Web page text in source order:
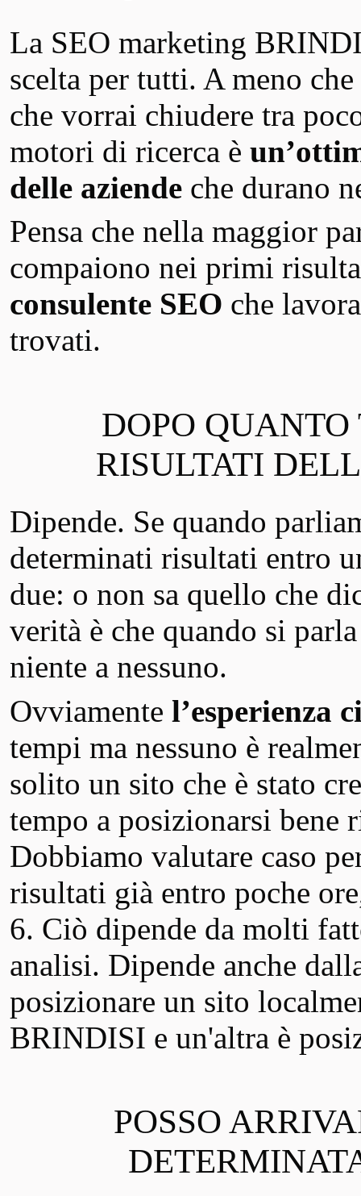
La SEO marketing
scelta per tutti. A meno
che vorrai chiudere tra
motori di ricerca è
delle aziende che durano
Pensa che nella maggior
compaiono nei primi
consulente SEO che
trovati.
DOPO
RISULTATI
Dipende. Se quando
determinati risultati entro
due: o non sa quello che
verità è che quando si
niente a nessuno.
Ovviamente l’esperienza
tempi ma nessuno è
solito un sito che è stato
tempo a posizionarsi bene
Dobbiamo valutare caso
risultati già entro poche
6. Ciò dipende da molti
analisi. Dipende anche
posizionare un sito
BRINDISI e un'altra è
POSSO